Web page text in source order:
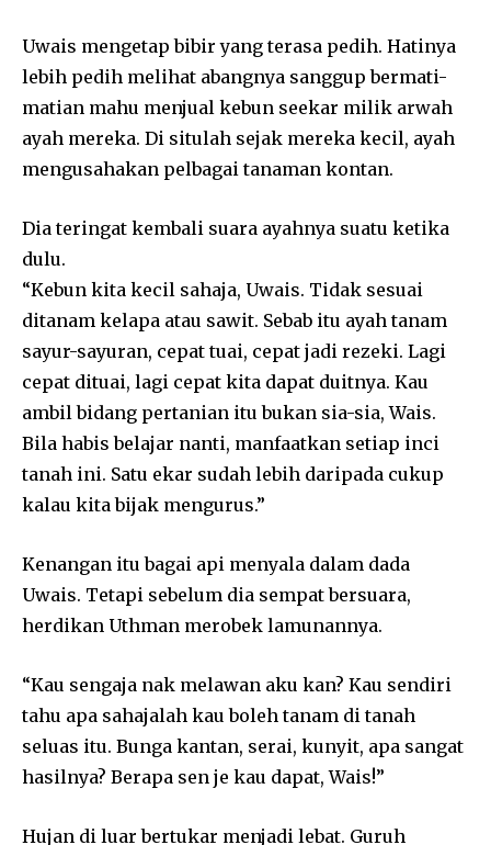
Uwais mengetap bibir yang terasa pedih. Hatinya
lebih pedih melihat abangnya sanggup bermati-
matian mahu menjual kebun seekar milik arwah
ayah mereka. Di situlah sejak mereka kecil, ayah
mengusahakan pelbagai tanaman kontan.
Dia teringat kembali suara ayahnya suatu ketika
dulu.
“Kebun kita kecil sahaja, Uwais. Tidak sesuai
ditanam kelapa atau sawit. Sebab itu ayah tanam
sayur-sayuran, cepat tuai, cepat jadi rezeki. Lagi
cepat dituai, lagi cepat kita dapat duitnya. Kau
ambil bidang pertanian itu bukan sia-sia, Wais.
Bila habis belajar nanti, manfaatkan setiap inci
tanah ini. Satu ekar sudah lebih daripada cukup
kalau kita bijak mengurus.”
Kenangan itu bagai api menyala dalam dada
Uwais. Tetapi sebelum dia sempat bersuara,
herdikan Uthman merobek lamunannya.
“Kau sengaja nak melawan aku kan? Kau sendiri
tahu apa sahajalah kau boleh tanam di tanah
seluas itu. Bunga kantan, serai, kunyit, apa sangat
hasilnya? Berapa sen je kau dapat, Wais!”
Hujan di luar bertukar menjadi lebat. Guruh